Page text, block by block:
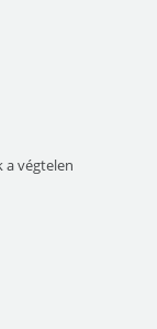
a végtelen